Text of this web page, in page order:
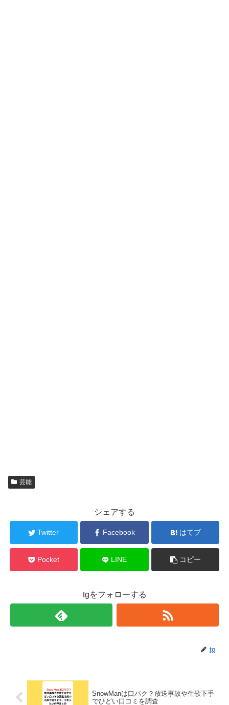
芸能
シェアする
Twitter Facebook はてブ
Pocket LINE コピー
tgをフォローする
tg
SnowManは口パク？放送事故や生歌下手
でひどい口コミを調査